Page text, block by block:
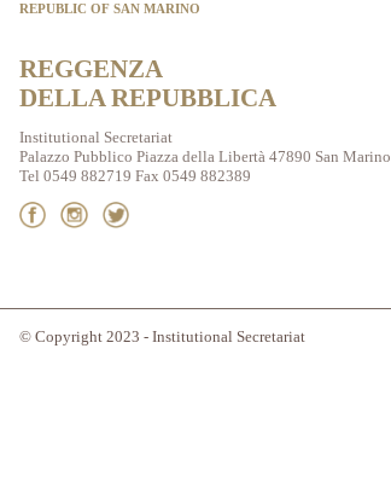
REPUBLIC OF SAN MARINO
REGGENZA
DELLA REPUBBLICA
Institutional Secretariat
Palazzo Pubblico Piazza della Libertà 47890 San Marino
Tel 0549 882719 Fax 0549 882389
© Copyright 2023 - Institutional Secretariat